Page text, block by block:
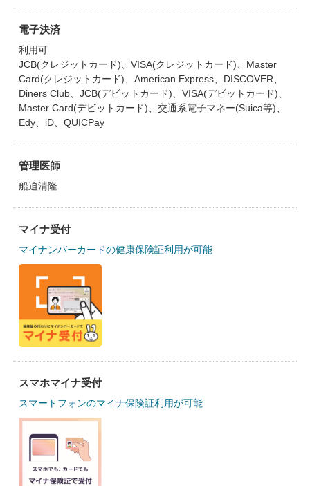
電子決済
利用可
JCB(クレジットカード)、VISA(クレジットカード)、Master
Card(クレジットカード)、American Express、DISCOVER、
Diners Club、JCB(デビットカード)、VISA(デビットカード)、
Master Card(デビットカード)、交通系電子マネー(Suica等)、
Edy、iD、QUICPay
管理医師
船迫清隆
マイナ受付
マイナンバーカードの健康保険証利用が可能
スマホマイナ受付
スマートフォンのマイナ保険証利用が可能